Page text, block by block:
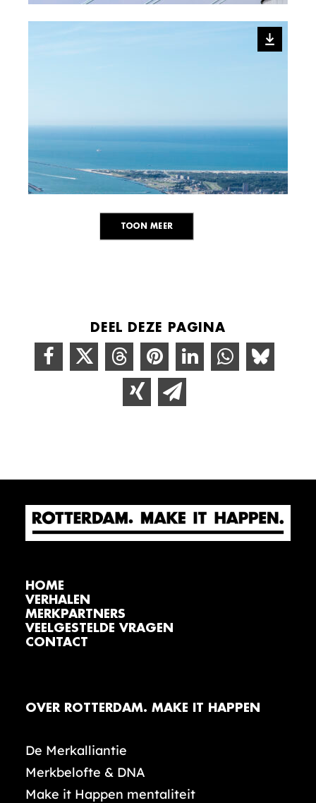
TOON MEER
DEEL DEZE PAGINA
HOME
VERHALEN
MERKPARTNERS
VEELGESTELDE VRAGEN
CONTACT
OVER ROTTERDAM. MAKE IT HAPPEN
De Merkalliantie
Merkbelofte & DNA
Make it Happen mentaliteit